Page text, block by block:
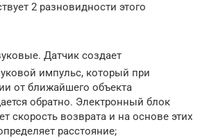
2 разновидности этого
Датчик создает
импульс, который при
от ближайшего объекта
обратно. Электронный блок
скорость возврата и на основе этих
расстояние;